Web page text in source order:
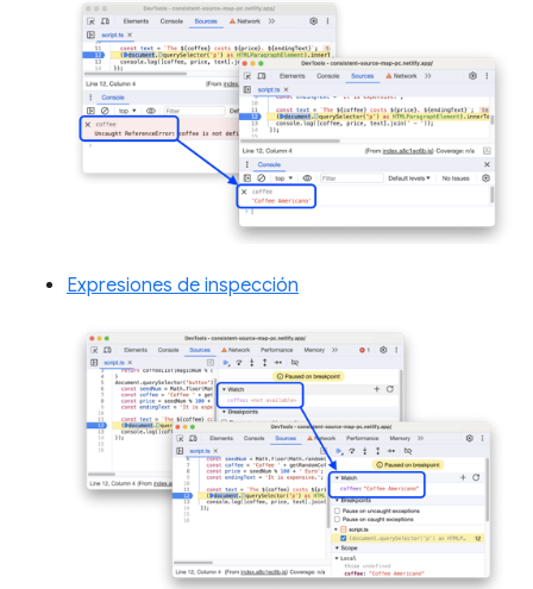
Expresiones de inspección